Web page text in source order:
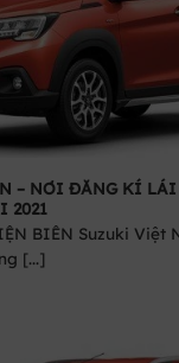
– NƠI ĐĂNG KÍ LÁI
2021
BIÊN Suzuki Việt
[...]